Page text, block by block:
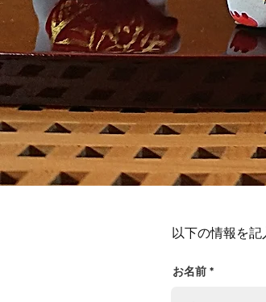
以下の情報を
お名前